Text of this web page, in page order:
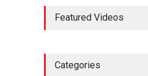
Μονρόε;
Featured Videos
Categories